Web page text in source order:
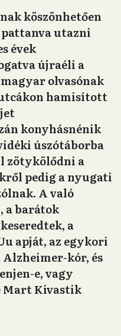
köszönhetően
utazni
évek
újraéli a
olvasónak
utcákon hamisított
konyhásnénik
úszótáborba
zötykölődni a
pedig a nyugati
A való
a barátok
a
apját, az egykori
kór, és
e, vagy
Mart Kivastik